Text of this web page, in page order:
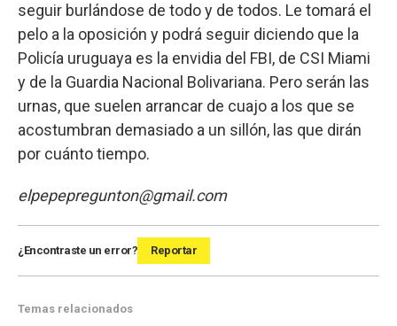
seguir burlándose de todo y de todos. Le tomará el
pelo a la oposición y podrá seguir diciendo que la
Policía uruguaya es la envidia del FBI, de CSI Miami
y de la Guardia Nacional Bolivariana. Pero serán las
urnas, que suelen arrancar de cuajo a los que se
acostumbran demasiado a un sillón, las que dirán
por cuánto tiempo.
elpepepregunton@gmail.com
¿Encontraste un error? Reportar
Temas relacionados